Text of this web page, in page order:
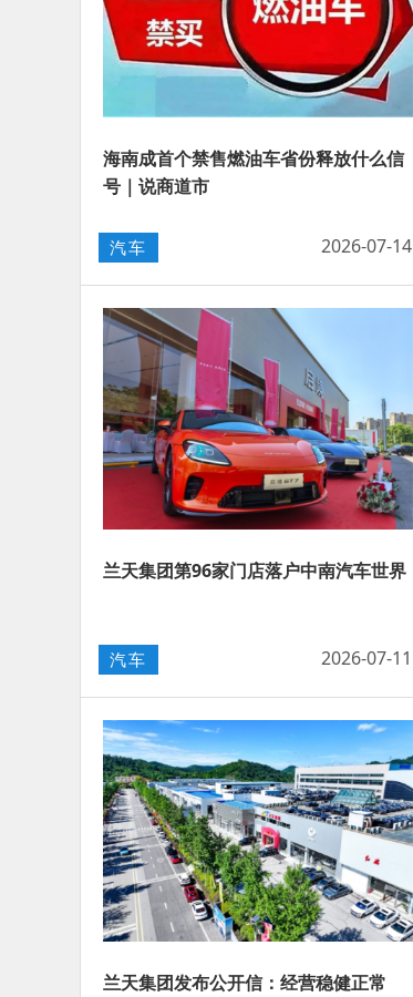
海南成首个禁售燃油车省份释放什么信
号｜说商道市
汽车 2026-07-14
兰天集团第96家门店落户中南汽车世界
汽车 2026-07-11
兰天集团发布公开信：经营稳健正常